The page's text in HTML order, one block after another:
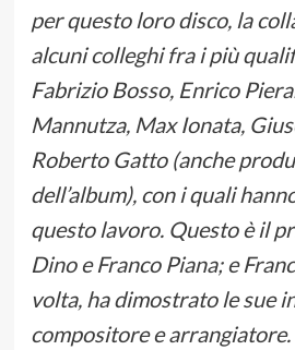
per questo loro disco, la
alcuni colleghi fra i più
Fabrizio Bosso, Enrico
Mannutza, Max Ionata,
Roberto Gatto (anche
dell’album), con i quali
questo lavoro. Questo è il
Dino e Franco Piana; e
volta, ha dimostrato le sue
compositore e